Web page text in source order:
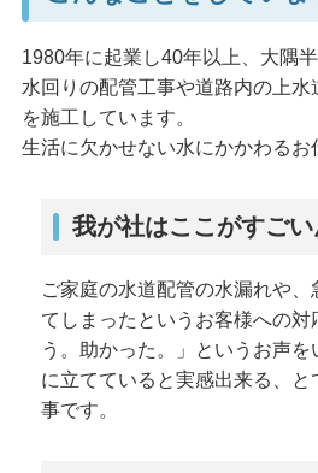
1980年に起業し40年以上、大隅
水回りの配管工事や道路内の上
を施工しています。
生活に欠かせない水にかかわるお
我が社はここがすご
ご家庭の水道配管の水漏れや
てしまったというお客様への対
う。助かった。」というお声
に立てていると実感出来る、
事です。